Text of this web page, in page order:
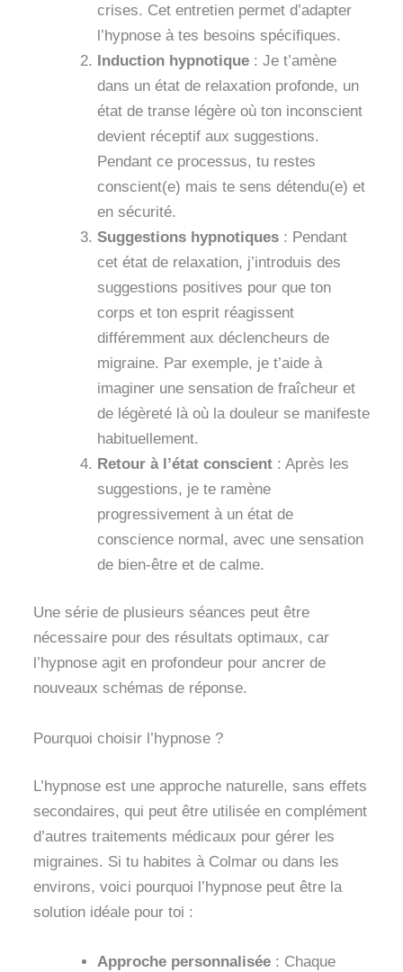
crises. Cet entretien permet d’adapter
l’hypnose à tes besoins spécifiques.
Induction hypnotique : Je t’amène
dans un état de relaxation profonde, un
état de transe légère où ton inconscient
devient réceptif aux suggestions.
Pendant ce processus, tu restes
conscient(e) mais te sens détendu(e) et
en sécurité.
Suggestions hypnotiques : Pendant
cet état de relaxation, j’introduis des
suggestions positives pour que ton
corps et ton esprit réagissent
différemment aux déclencheurs de
migraine. Par exemple, je t’aide à
imaginer une sensation de fraîcheur et
de légèreté là où la douleur se manifeste
habituellement.
Retour à l’état conscient : Après les
suggestions, je te ramène
progressivement à un état de
conscience normal, avec une sensation
de bien-être et de calme.
Une série de plusieurs séances peut être
nécessaire pour des résultats optimaux, car
l’hypnose agit en profondeur pour ancrer de
nouveaux schémas de réponse.
Pourquoi choisir l’hypnose ?
L’hypnose est une approche naturelle, sans effets
secondaires, qui peut être utilisée en complément
d’autres traitements médicaux pour gérer les
migraines. Si tu habites à Colmar ou dans les
environs, voici pourquoi l’hypnose peut être la
solution idéale pour toi :
Approche personnalisée : Chaque